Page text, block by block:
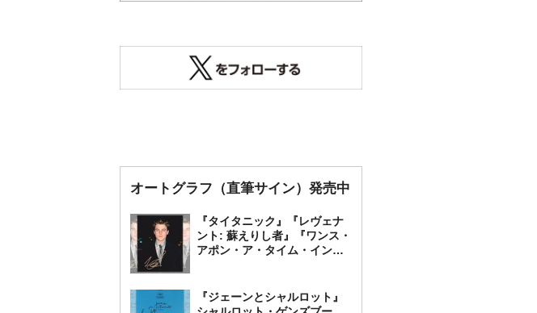
オートグラフ（直筆サイン）発売中
『タイタニック』『レヴェナ
ント: 蘇えりし者』『ワンス・
アポン・ア・タイム・イン・
フ発売中
『ジェーンとシャルロット』